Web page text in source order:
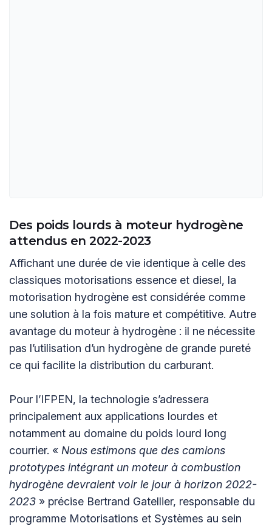
Des poids lourds à moteur hydrogène
attendus en 2022-2023
Affichant une durée de vie identique à celle des
classiques motorisations essence et diesel, la
motorisation hydrogène est considérée comme
une solution à la fois mature et compétitive. Autre
avantage du moteur à hydrogène : il ne nécessite
pas l’utilisation d’un hydrogène de grande pureté
ce qui facilite la distribution du carburant.
Pour l’IFPEN, la technologie s’adressera
principalement aux applications lourdes et
notamment au domaine du poids lourd long
courrier. « Nous estimons que des camions
prototypes intégrant un moteur à combustion
hydrogène devraient voir le jour à horizon 2022-
2023 » précise Bertrand Gatellier, responsable du
programme Motorisations et Systèmes au sein